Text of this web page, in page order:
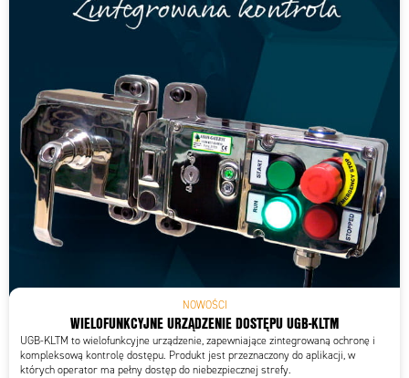
NOWOŚCI
WIELOFUNKCYJNE URZĄDZENIE DOSTĘPU UGB-KLTM
UGB-KLTM to wielofunkcyjne urządzenie, zapewniające zintegrowaną ochronę i
kompleksową kontrolę dostępu. Produkt jest przeznaczony do aplikacji, w
których operator ma pełny dostęp do niebezpiecznej strefy.